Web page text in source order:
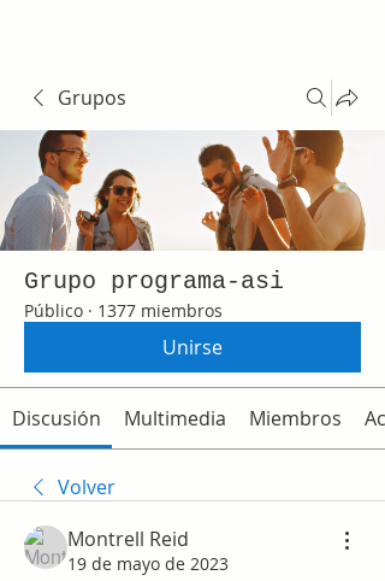
Grupos
Grupo programa-asi
Público · 1377 miembros
Unirse
Discusión Multimedia Miembros
Volver
Montrell Reid
19 de mayo de 2023